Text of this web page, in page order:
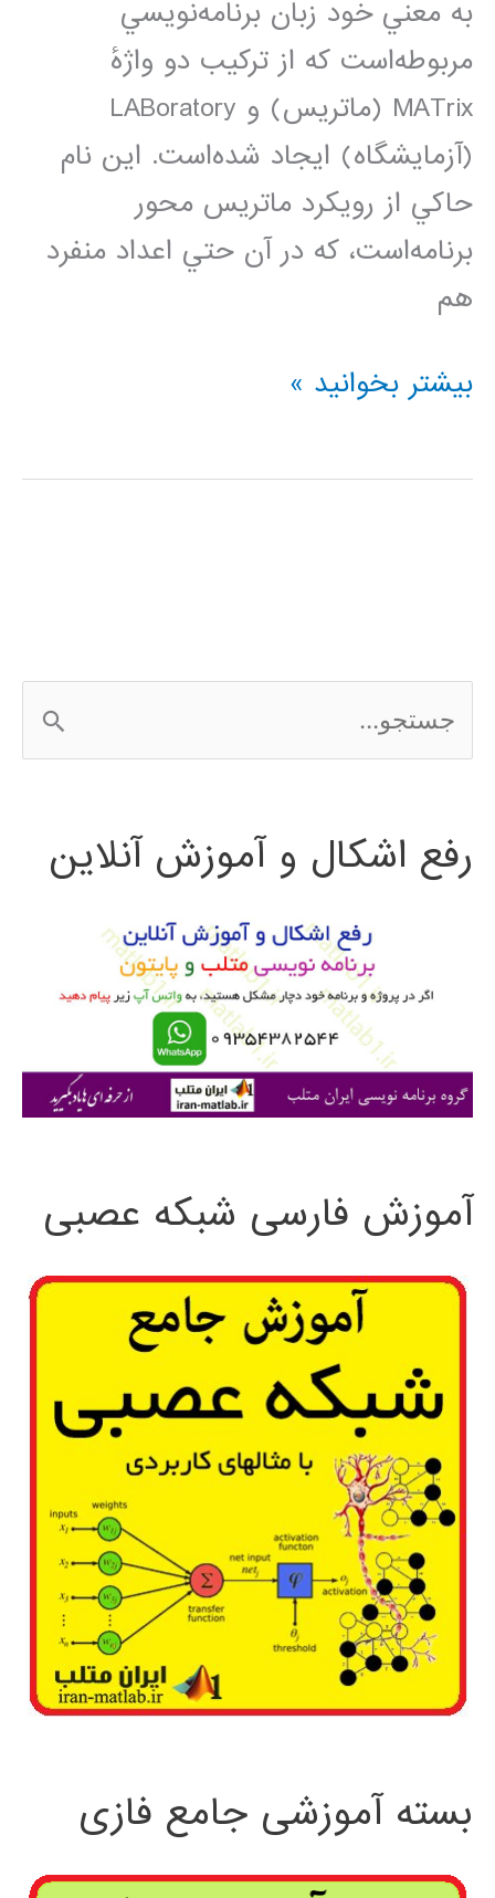
به معني خود زبان برنامه‌نويسي
مربوطه‌است که از ترکيب دو واژهٔ
MATrix (ماتريس) و LABoratory
(آزمايشگاه) ايجاد شده‌است. اين نام
حاکي از رويکرد ماتريس محور
برنامه‌است، که در آن حتي اعداد منفرد
هم
دانلود
های
بیشتر بخوانید »
س
ج
ی
رفع اشکال و آموزش آنلاین
آموزش فارسی شبکه عصبی
بسته آموزشی جامع فازی